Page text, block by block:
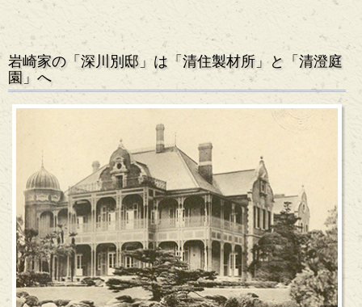
岩崎家の「深川別邸」は「清住製材所」と「清澄庭
園」へ